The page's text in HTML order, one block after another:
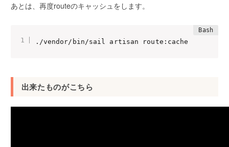
あとは、再度routeのキャッシュをします。
./vendor/bin/sail artisan route:cache
出来たものがこちら